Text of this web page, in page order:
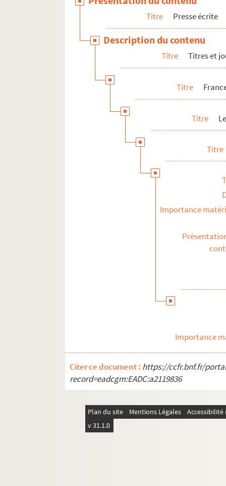
Coussy, Jean
Couvercelle
Coville, Jean-Louis
Creach, Henri
Crespelle, Jean-Paul
Crouzet, François
S
V
W
Titre Presse écrite
Description du contenu
Titre Titres et
Titre
Titre
Titre
Importance
Importance
Citer ce document : https://ccfr.bnf.fr/
record=eadcgm:EADC:a2119836
Plan du site Mentions Légales
v 31.1.0